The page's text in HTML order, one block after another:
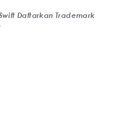
Daftarkan Trademark